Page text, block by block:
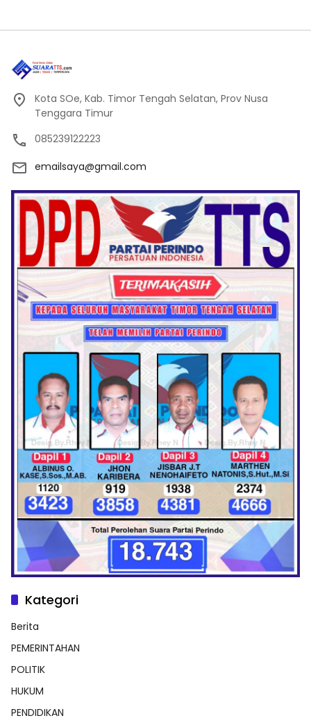
Kota SOe, Kab. Timor Tengah Selatan, Prov Nusa
Tenggara Timur
085239122223
emailsaya@gmail.com
Kategori
Berita
PEMERINTAHAN
POLITIK
HUKUM
PENDIDIKAN